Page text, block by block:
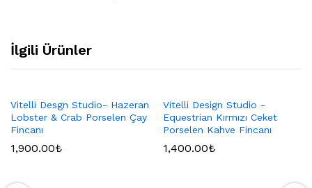
İlgili Ürünler
Vitelli Desgn Studio- Hazeran
Lobster & Crab Porselen Çay
Fincanı
1,900.00₺
Vitelli Design Studio -
Equestrian Kırmızı Ceket
Porselen Kahve Fincanı
1,400.00₺